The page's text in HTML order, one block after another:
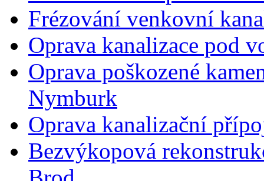
Frézování venkovní
Oprava kanalizace pod
Oprava poškozené
Nymburk
Oprava kanalizační
Bezvýkopová